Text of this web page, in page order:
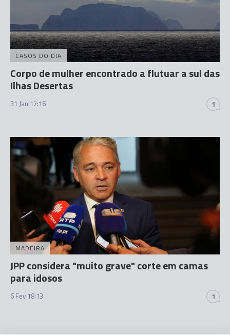
CASOS DO DIA
Corpo de mulher encontrado a flutuar a sul das
Ilhas Desertas
31 Jan 17:16 1
MADEIRA
JPP considera "muito grave" corte em camas
para idosos
6 Fev 18:13 1